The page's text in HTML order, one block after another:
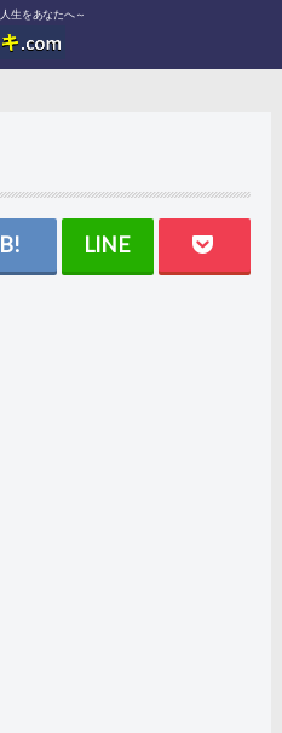
生をあなたへ～